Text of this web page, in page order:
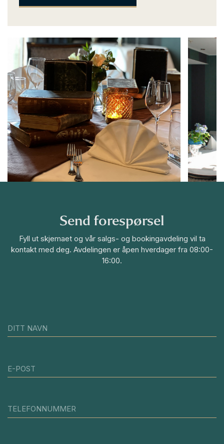
Send forespørsel
Fyll ut skjemaet og vår salgs- og bookingavdeling vil ta
kontakt med deg. Avdelingen er åpen hverdager fra 08:00-
16:00.
DITT NAVN
E-POST
TELEFONNUMMER